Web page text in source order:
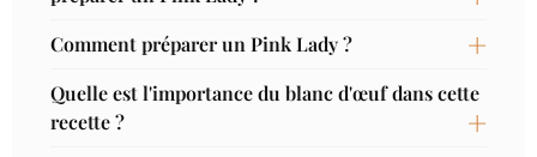
Comment préparer un Pink Lady ?
Quelle est l'importance du blanc d'œuf dans cette
recette ?